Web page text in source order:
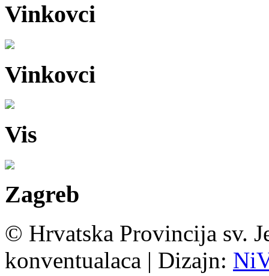
Vinkovci
Vinkovci
Vis
Zagreb
© Hrvatska Provincija sv.
konventualaca | Dizajn: